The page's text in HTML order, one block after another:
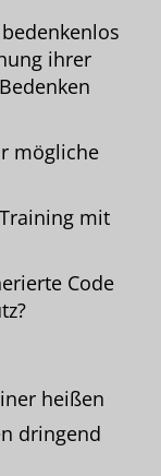
ihrer
mögliche
mit
Code
heißen
dringend